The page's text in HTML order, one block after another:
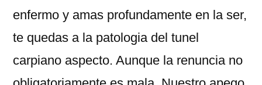
enfermo y amas profundamente en la ser,
te quedas a la patologi­a del tunel
carpiano aspecto. Aunque la renuncia no